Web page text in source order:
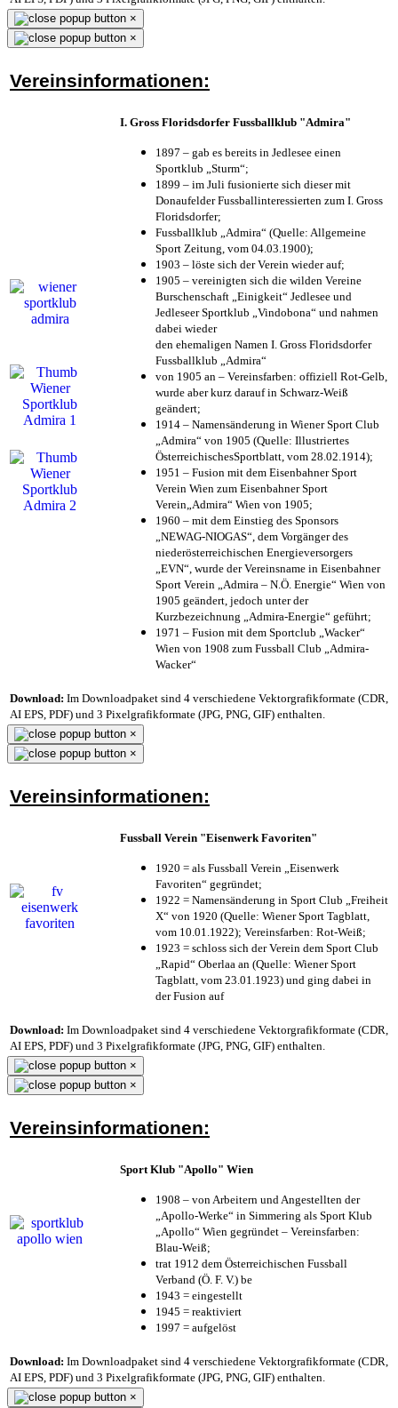
×
×
Vereinsinformationen:
I. Gross Floridsdorfer Fussballklub "Admira"
1897 – gab es bereits in Jedlesee einen
Sportklub „Sturm“;
1899 – im Juli fusionierte sich dieser mit
Donaufelder Fussballinteressierten zum I. Gross
Floridsdorfer;
Fussballklub „Admira“ (Quelle: Allgemeine
Sport Zeitung, vom 04.03.1900);
1903 – löste sich der Verein wieder auf;
1905 – vereinigten sich die wilden Vereine
Burschenschaft „Einigkeit“ Jedlesee und
Jedleseer Sportklub „Vindobona“ und nahmen
dabei wieder
den ehemaligen Namen I. Gross Floridsdorfer
Fussballklub „Admira“
von 1905 an – Vereinsfarben: offiziell Rot-Gelb,
wurde aber kurz darauf in Schwarz-Weiß
geändert;
1914 – Namensänderung in Wiener Sport Club
„Admira“ von 1905 (Quelle: Illustriertes
ÖsterreichischesSportblatt, vom 28.02.1914);
1951 – Fusion mit dem Eisenbahner Sport
Verein Wien zum Eisenbahner Sport
Verein„Admira“ Wien von 1905;
1960 – mit dem Einstieg des Sponsors
„NEWAG-NIOGAS“, dem Vorgänger des
niederösterreichischen Energieversorgers
„EVN“, wurde der Vereinsname in Eisenbahner
Sport Verein „Admira – N.Ö. Energie“ Wien von
1905 geändert, jedoch unter der
Kurzbezeichnung „Admira-Energie“ geführt;
1971 – Fusion mit dem Sportclub „Wacker“
Wien von 1908 zum Fussball Club „Admira-
Wacker“
Download: Im Downloadpaket sind 4 verschiedene Vektorgrafikformate (CDR,
AI EPS, PDF) und 3 Pixelgrafikformate (JPG, PNG, GIF) enthalten.
×
×
Vereinsinformationen:
Fussball Verein "Eisenwerk Favoriten"
1920 = als Fussball Verein „Eisenwerk
Favoriten“ gegründet;
1922 = Namensänderung in Sport Club „Freiheit
X“ von 1920 (Quelle: Wiener Sport Tagblatt,
vom 10.01.1922); Vereinsfarben: Rot-Weiß;
1923 = schloss sich der Verein dem Sport Club
„Rapid“ Oberlaa an (Quelle: Wiener Sport
Tagblatt, vom 23.01.1923) und ging dabei in
der Fusion auf
Download: Im Downloadpaket sind 4 verschiedene Vektorgrafikformate (CDR,
AI EPS, PDF) und 3 Pixelgrafikformate (JPG, PNG, GIF) enthalten.
×
×
Vereinsinformationen:
Sport Klub "Apollo" Wien
1908 – von Arbeitern und Angestellten der
„Apollo-Werke“ in Simmering als Sport Klub
„Apollo“ Wien gegründet – Vereinsfarben:
Blau-Weiß;
trat 1912 dem Österreichischen Fussball
Verband (Ö. F. V.) be
1943 = eingestellt
1945 = reaktiviert
1997 = aufgelöst
Download: Im Downloadpaket sind 4 verschiedene Vektorgrafikformate (CDR,
AI EPS, PDF) und 3 Pixelgrafikformate (JPG, PNG, GIF) enthalten.
×